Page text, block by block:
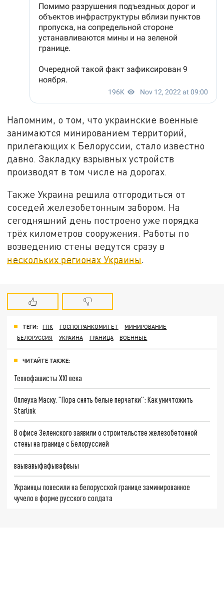
Напомним, о том, что украинские военные
занимаются минированием территорий,
прилегающих к Белоруссии, стало известно
давно. Закладку взрывных устройств
производят в том числе на дорогах.
Также Украина решила отгородиться от
соседей железобетонным забором. На
сегодняшний день построено уже порядка
трёх километров сооружения. Работы по
возведению стены ведутся сразу в
нескольких регионах Украины.
ТЕГИ: ГПК ГОСПОГРАНКОМИТЕТ
МИНИРОВАНИЕ
БЕЛОРУССИЯ
УКРАИНА ГРАНИЦА ВОЕННЫЕ
ЧИТАЙТЕ ТАКЖЕ:
Технофашисты XXI века
Оплеуха Маску. "Пора снять белые перчатки": Как уничтожить
Starlink
В офисе Зеленского заявили о строительстве железобетонной
стены на границе с Белоруссией
ваывавыфафывафвыы
Украинцы повесили на белорусской границе заминированное
чучело в форме русского солдата